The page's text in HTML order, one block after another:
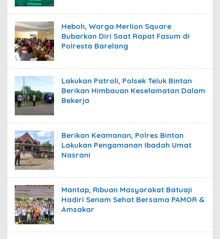
Heboh, Warga Merlion Square
Bubarkan Diri Saat Rapat Fasum di
Polresta Barelang
Lakukan Patroli, Polsek Teluk Bintan
Berikan Himbauan Keselamatan Dalam
Bekerja
Berikan Keamanan, Polres Bintan
Lakukan Pengamanan Ibadah Umat
Nasrani
Mantap, Ribuan Masyarakat Batuaji
Hadiri Senam Sehat Bersama PAMOR &
Amsakar